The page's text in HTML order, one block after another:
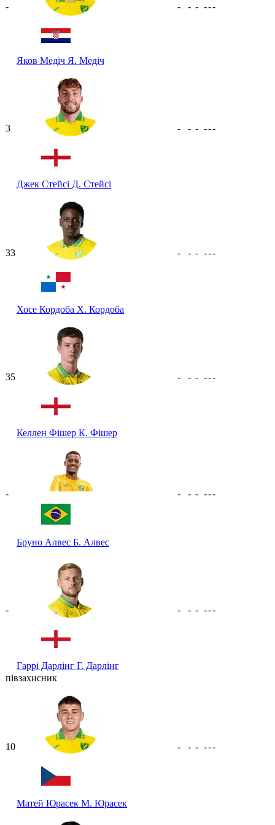
-
Яков Медіч Я. Медіч
- - - ---
3
Джек Стейсі Д. Стейсі
- - - ---
33
Хосе Кордоба Х. Кордоба
- - - ---
35
Келлен Фішер К. Фішер
- - - ---
-
Бруно Алвес Б. Алвес
- - - ---
-
Гаррі Дарлінг Г. Дарлінг
- - - ---
півзахисник
10
Матей Юрасек М. Юрасек
- - - ---